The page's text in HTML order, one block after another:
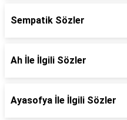
Sempatik Sözler
Ah İle İlgili Sözler
Ayasofya İle İlgili Sözler